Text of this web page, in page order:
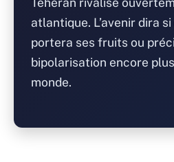
atlantique. L’avenir dira
portera ses fruits ou
bipolarisation encore
monde.